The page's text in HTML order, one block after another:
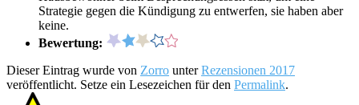
Strategie gegen die Kündigung zu entwerfen, sie haben aber
keine.
Bewertung:
Dieser Eintrag wurde von Zorro unterRezensionen 2017
veröffentlicht. Setze ein Lesezeichen für den Permalink.